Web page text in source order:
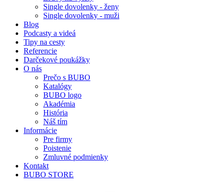
Single dovolenky - ženy
Single dovolenky - muži
Blog
Podcasty a videá
Tipy na cesty
Referencie
Darčekové poukážky
O nás
Prečo s BUBO
Katalógy
BUBO logo
Akadémia
História
Náš tím
Informácie
Pre firmy
Poistenie
Zmluvné podmienky
Kontakt
BUBO STORE